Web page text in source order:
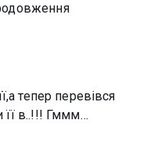
тепер перевівся
її в..!!! Гммм…